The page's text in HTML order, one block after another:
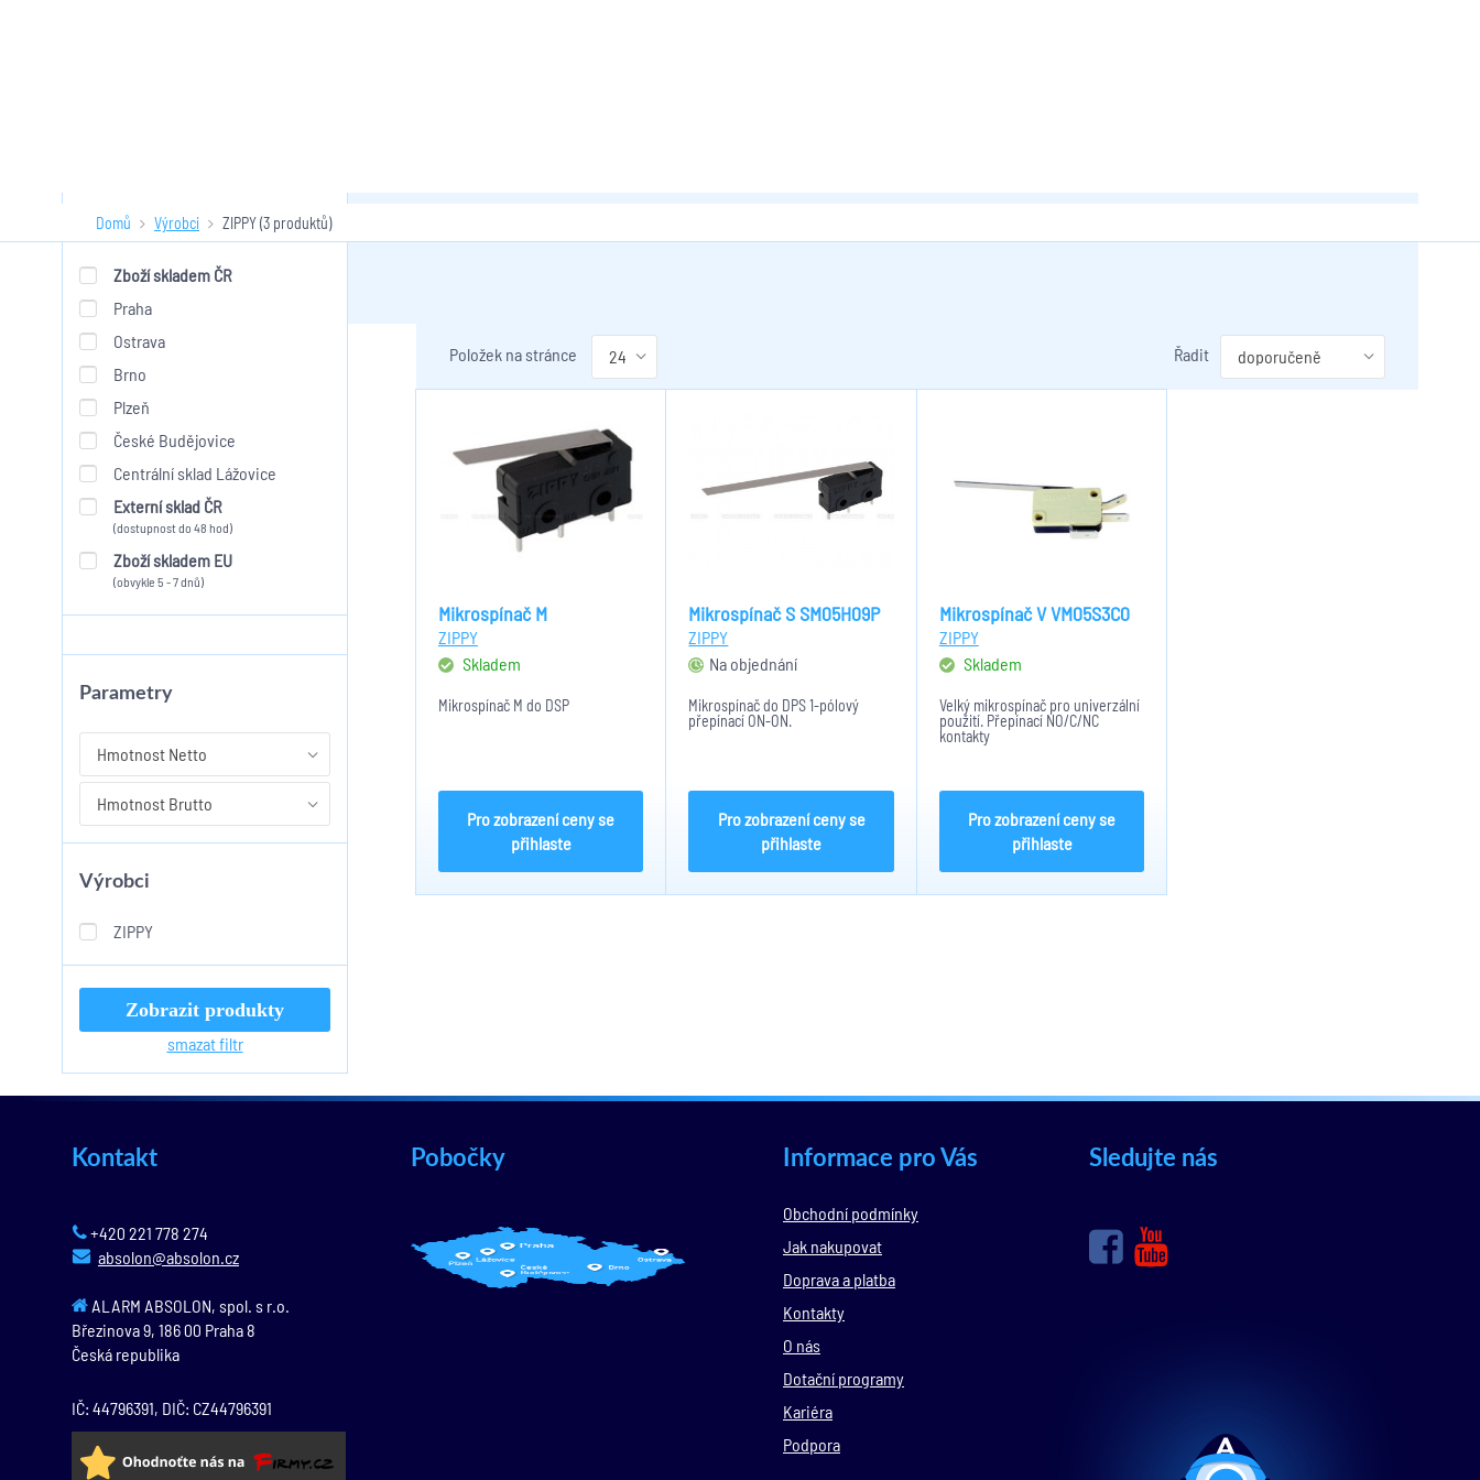
Domů Výrobci ZIPPY(3 produktů)
Skladem
Zboží skladem ČR
Praha
Ostrava
Brno
Plzeň
České Budějovice
Centrální sklad Lážovice
Externí sklad ČR
(dostupnost do 48 hod)
Zboží skladem EU
(obvykle 5 - 7 dnů)
Parametry
Hmotnost Netto
Hmotnost Brutto
Výrobci
ZIPPY
Zobrazit produkty
smazat filtr
Položek na stránce Řadit
Mikrospínač M
ZIPPY
Skladem
Mikrospínač M do DSP
Pro zobrazení ceny se
přihlaste
Mikrospínač S SM05H09P
ZIPPY
Na objednání
Mikrospínač do DPS 1-pólový
přepínací ON-ON.
Pro zobrazení ceny se
přihlaste
Mikrospínač V VM05S3C0
ZIPPY
Skladem
Velký mikrospínač pro univerzální
použití. Přepínací NO/C/NC
kontakty
Pro zobrazení ceny se
přihlaste
Kontakt
+420 221 778 274
absolon@absolon.cz
ALARM ABSOLON, spol. s r.o.
Březinova 9, 186 00 Praha 8
Česká republika
IČ: 44796391, DIČ: CZ44796391
Pobočky Informace pro Vás
Obchodní podmínky
Jak nakupovat
Doprava a platba
Kontakty
O nás
Dotační programy
Kariéra
Podpora
Sledujte nás